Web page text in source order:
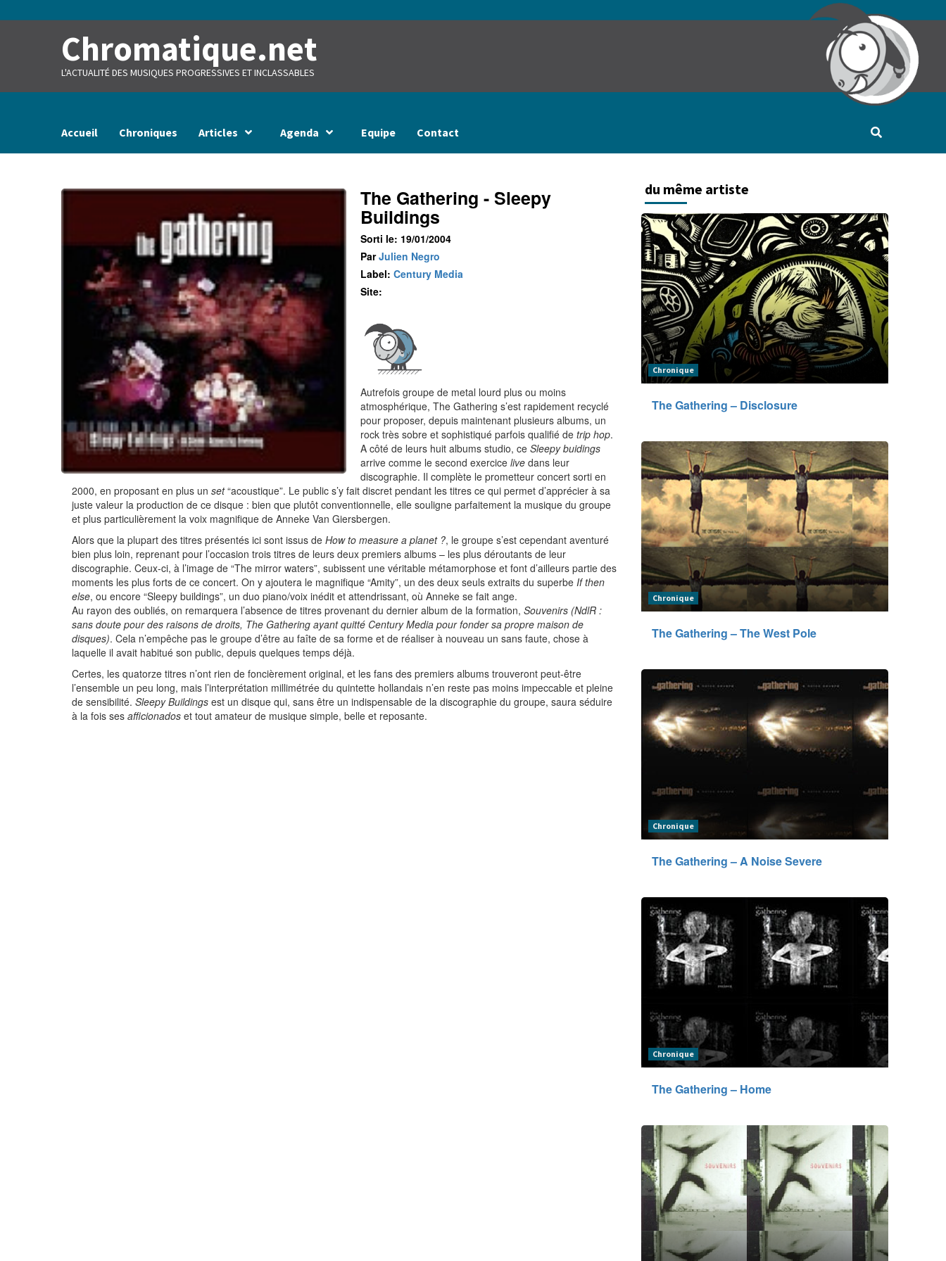
to
Chromatique.net
L'ACTUALITÉ DES MUSIQUES PROGRESSIVES ET INCLASSABLES
Accueil Chroniques Articles Agenda Equipe Contact
The Gathering - Sleepy
Buildings
Sorti le: 19/01/2004
ParJulien Negro
Label: Century Media
Site:
Autrefois groupe de metal lourd plus ou moins
atmosphérique, The Gathering s’est rapidement recyclé
pour proposer, depuis maintenant plusieurs albums, un
rock très sobre et sophistiqué parfois qualifié de trip hop.
A côté de leurs huit albums studio, ce Sleepy buidings
arrive comme le second exercice livedans leur
discographie. Il complète le prometteur concert sorti en
2000, en proposant en plus un set“acoustique”. Le public s’y fait discret pendant les titres ce qui permet d’apprécier à sa
juste valeur la production de ce disque : bien que plutôt conventionnelle, elle souligne parfaitement la musique du groupe
et plus particulièrement la voix magnifique de Anneke Van Giersbergen.
Alors que la plupart des titres présentés ici sont issus de How to measure a planet ?, le groupe s’est cependant aventuré
bien plus loin, reprenant pour l’occasion trois titres de leurs deux premiers albums – les plus déroutants de leur
discographie. Ceux-ci, à l’image de “The mirror waters”, subissent une véritable métamorphose et font d’ailleurs partie des
moments les plus forts de ce concert. On y ajoutera le magnifique “Amity”, un des deux seuls extraits du superbe If then
else, ou encore “Sleepy buildings”, un duo piano/voix inédit et attendrissant, où Anneke se fait ange.
Au rayon des oubliés, on remarquera l’absence de titres provenant du dernier album de la formation, Souvenirs (NdlR :
sans doute pour des raisons de droits, The Gathering ayant quitté Century Media pour fonder sa propre maison de
disques). Cela n’empêche pas le groupe d’être au faîte de sa forme et de réaliser à nouveau un sans faute, chose à
laquelle il avait habitué son public, depuis quelques temps déjà.
Certes, les quatorze titres n’ont rien de foncièrement original, et les fans des premiers albums trouveront peut-être
l’ensemble un peu long, mais l’interprétation millimétrée du quintette hollandais n’en reste pas moins impeccable et pleine
de sensibilité. Sleepy Buildings est un disque qui, sans être un indispensable de la discographie du groupe, saura séduire
à la fois ses afficionados et tout amateur de musique simple, belle et reposante.
du même artiste
Chronique
The Gathering – Disclosure
Chronique
The Gathering – The West Pole
Chronique
The Gathering – A Noise Severe
Chronique
The Gathering – Home